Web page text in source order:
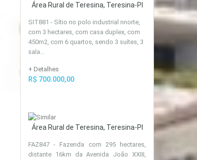
Área Rural de Teresina, Teresina-PI
SIT881 - Sítio no polo industrial nnorte,
com 3 hectares, com casa duplex, com
450m2, com 6 quartos, sendo 3 suítes, 3
sala...
+ Detalhes
R$ 700.000,00
Área Rural de Teresina, Teresina-PI
FAZ847 - Fazenda com 295 hectares,
distante 16km da Avenida João XXIII,